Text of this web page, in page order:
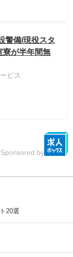
警備/現役スタ
寮が半年間無
ビス
Sponsored by
20選